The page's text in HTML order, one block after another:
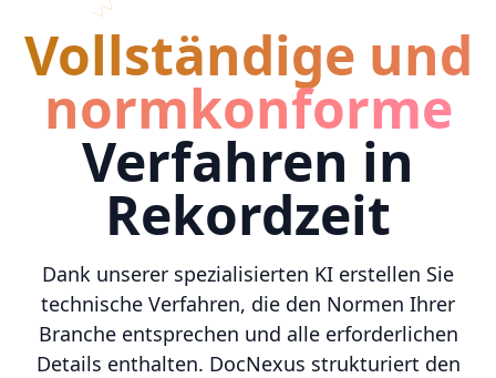
Vollständige und
normkonforme
Verfahren in
Rekordzeit
Dank unserer spezialisierten KI erstellen Sie
technische Verfahren, die den Normen Ihrer
Branche entsprechen und alle erforderlichen
Details enthalten. DocNexus strukturiert den